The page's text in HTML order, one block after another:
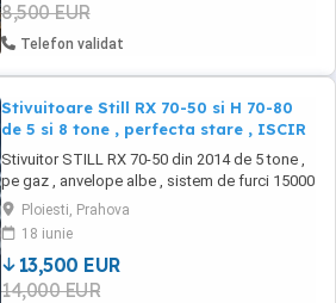
8,500 EUR
Telefon validat
Stivuitoare Still RX 70-50 si H 70-80
de 5 si 8 tone , perfecta stare , ISCIR
Stivuitor STILL RX 70-50 din 2014 de 5 tone ,
pe gaz , anvelope albe , sistem de furci 15000
euro perfecta stare , ISCIR
Ploiesti, Prahova
18 iunie
13,500 EUR
14,000 EUR